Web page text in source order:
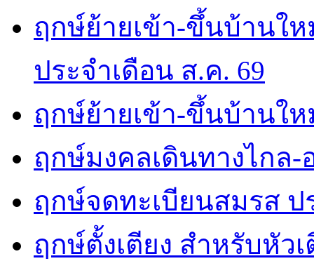
ฤกษ์ย้ายเข้า-ขึ้นบ้านใ
ประจำเดือน ส.ค. 69
ฤกษ์ย้ายเข้า-ขึ้นบ้านให
ฤกษ์มงคลเดินทางไกล-
ฤกษ์จดทะเบียนสมรส ป
ฤกษ์ตั้งเตียง สำหรับหัว